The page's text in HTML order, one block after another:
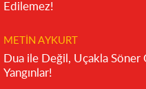
Edilemez!
METIN AYKURT
Dua ile Değil, Uçakla Söner
Yangınlar!